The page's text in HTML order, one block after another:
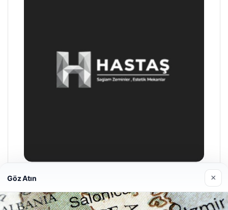
Hastaş Beton
26/05/2026
Göz Atın ×